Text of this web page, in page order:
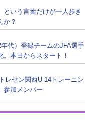
という言葉だけが一人歩き
か？
年代）登録チームのJFA選手
。本日からスタート！
レセン関西U-14トレーニン
参加メンバー